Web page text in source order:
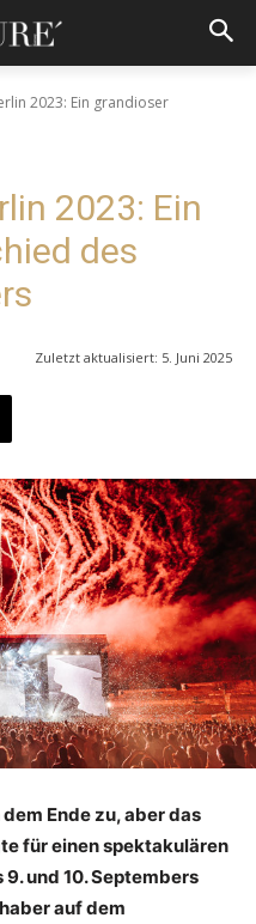
2023: Ein grandioser
2023: Ein
des
Zuletzt aktualisiert: 5. Juni 2025
Ende zu, aber das
für einen spektakulären
und 10. Septembers
auf dem